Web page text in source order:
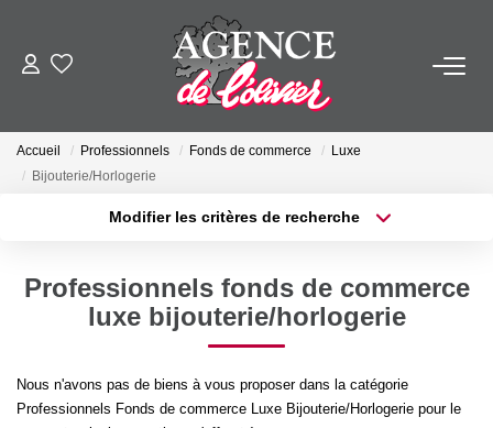
ACHETER
FAIRE GÉRER
Accueil Professionnels Fonds de commerce
Luxe
Bijouterie/Horlogerie
Modifier les critères de recherche
Type de bien
Budget max Plus de critères
Professionnels fonds de commerce
luxe bijouterie/horlogerie
Nous n'avons pas de biens à vous proposer dans la catégorie
Professionnels Fonds de commerce Luxe Bijouterie/Horlogerie pour le